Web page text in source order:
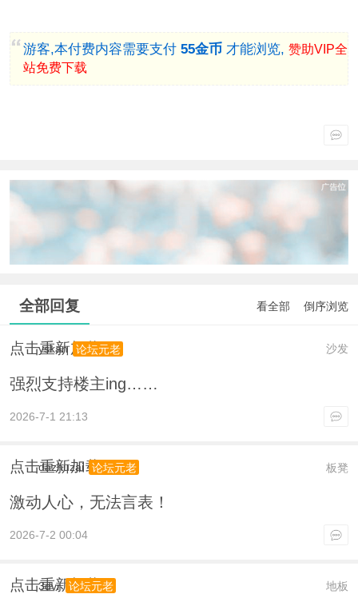
游客,本付费内容需要支付 55金币 才能浏览, 赞助VIP全
站免费下载
全部回复 看全部 倒序浏览
点击重新加载 沙发
yskan 论坛元老
强烈支持楼主ing……
2026-7-1 21:13
点击重新加载 板凳
dazhuzai 论坛元老
激动人心，无法言表！
2026-7-2 00:04
点击重新加载 地板
3dvr 论坛元老